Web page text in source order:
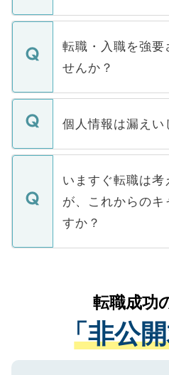
ます。通常、5営業
いただきますので、
マイナビDOCTOR
うち約3割は、Web
けない「非公開求人
下記の理由によって
ません。
■応募殺到を避ける
関を公にしてしまう
に、医療機関が求め
みを人材紹介会社に
ています。
転職・入職を強要
せんか？
転職・入職を強要す
ん。また、仮に応募
定を承諾する必要は
の辞退の連絡はキャ
個人情報は漏えい
個人情報が漏えいす
で、ご安心ください
などで収集したご登
ご本人のキャリアア
支援を目的に使用い
ているすべての個人
は、個人情報の取り
管理基準を満たした
る、プライバシーマ
いますぐ転職は
が、これからのキ
すか？
かがいして、現在の
経験をまじえながら
させていただきます
ない方には、長期的
ので、まずはご登録
転職成功
「非公